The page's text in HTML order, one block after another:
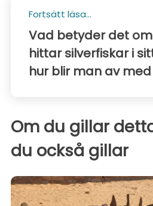
Fortsätt läsa...
Vad betyder det
hittar silverfiskar i
hur blir man av
Om du gillar
du också gillar